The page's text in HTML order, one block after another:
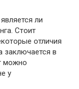
ли
Стоит
отличия
заключается в
можно
у